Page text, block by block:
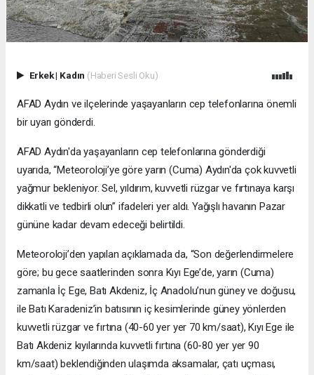
Erkek| Kadın (Haberi Sesli Oku)
AFAD Aydın ve ilçelerinde yaşayanların cep telefonlarına önemli
bir uyarı gönderdi.
AFAD Aydın'da yaşayanların cep telefonlarına gönderdiği
uyarıda, “Meteoroloji’ye göre yarın (Cuma) Aydın'da çok kuvvetli
yağmur bekleniyor. Sel, yıldırım, kuvvetli rüzgar ve fırtınaya karşı
dikkatli ve tedbirli olun” ifadeleri yer aldı. Yağışlı havanın Pazar
gününe kadar devam edeceği belirtildi.
Meteoroloji’den yapılan açıklamada da, “Son değerlendirmelere
göre; bu gece saatlerinden sonra Kıyı Ege’de, yarın (Cuma)
zamanla İç Ege, Batı Akdeniz, İç Anadolu’nun güney ve doğusu,
ile Batı Karadeniz’in batısının iç kesimlerinde güney yönlerden
kuvvetli rüzgar ve fırtına (40-60 yer yer 70 km/saat), Kıyı Ege ile
Batı Akdeniz kıyılarında kuvvetli fırtına (60-80 yer yer 90
km/saat) beklendiğinden ulaşımda aksamalar, çatı uçması,